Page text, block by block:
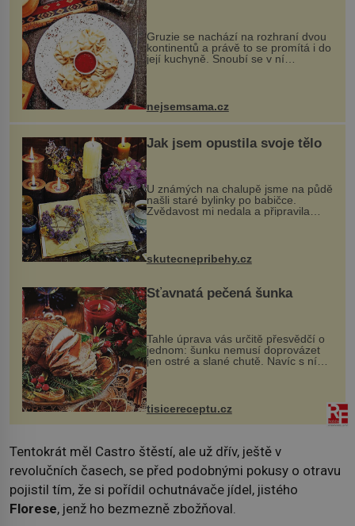
Gruzie se nachází na rozhraní dvou
kontinentů a právě to se promítá i do
její kuchyně. Snoubí se v ní
evropské a asijské chutě a díky tomu
pokrmy, které rozhodně st...
nejsemsama.cz
Jak jsem opustila svoje tělo
U známých na chalupě jsme na půdě
našli staré bylinky po babičce.
Zvědavost mi nedala a připravila
jsem si z nich lektvar… Zimní pobyt
na chalupě se pro mě vlastní vinou
změnil v děsivý zážitek, na kt...
skutecnepribehy.cz
Šťavnatá pečená šunka
Tahle úprava vás určitě přesvědčí o
jednom: šunku nemusí doprovázet
jen ostré a slané chutě. Navíc s ní
nakrmíte poměrně hodně hladových
krků. Ingredience sádlo 3 kg šunky
vcelku 3 stroužky česneku hl...
tisicereceptu.cz
Tentokrát měl Castro štěstí, ale už dřív, ještě v
revolučních časech, se před podobnými pokusy o otravu
pojistil tím, že si pořídil ochutnávače jídel, jistého
Florese, jenž ho bezmezně zbožňoval.